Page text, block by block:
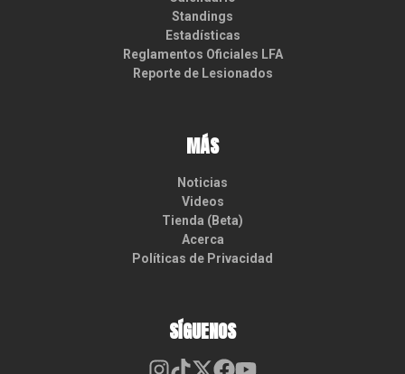
Standings
Estadísticas
Reglamentos Oficiales LFA
Reporte de Lesionados
MÁS
Noticias
Videos
Tienda (Beta)
Acerca
Políticas de Privacidad
SÍGUENOS